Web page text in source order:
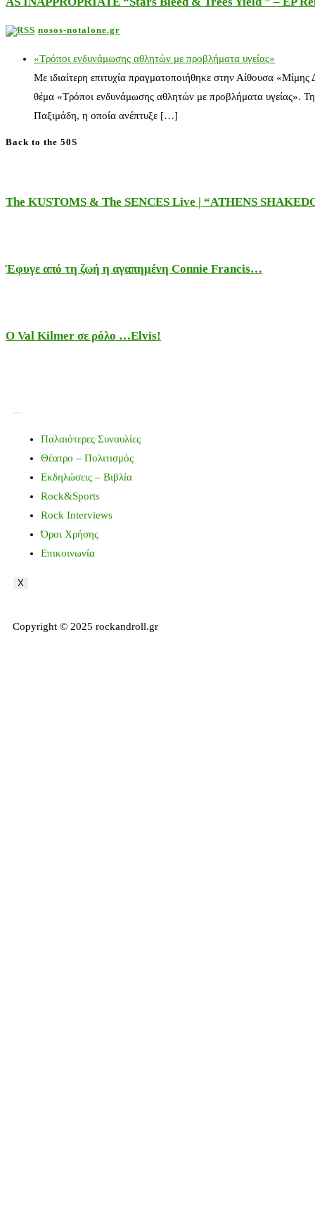
nosos-notalone.gr
«Τρόποι ενδυνάμωσης αθλητών με προβλήματα υγείας»
Με ιδιαίτερη επιτυχία πραγματοποιήθηκε στην Αίθουσα
θέμα «Τρόποι ενδυνάμωσης αθλητών με προβλήματα υγείας».
Παξιμάδη, η οποία ανέπτυξε […]
Back to the 50S
The KUSTOMS & The SENCES Live | “ATHENS
Έφυγε από τη ζωή η αγαπημένη Connie Francis…
Ο Val Kilmer σε ρόλο …Elvis!
Παλαιότερες Συναυλίες
Θέατρο – Πολιτισμός
Εκδηλώσεις – Βιβλία
Rock&Sports
Rock Interviews
Όροι Χρήσης
Επικοινωνία
X
Copyright © 2025 rockandroll.gr